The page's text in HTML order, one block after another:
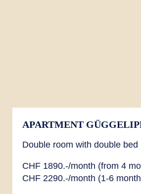
APARTMENT
Double room with double bed
CHF 1890.-/month (from 4
CHF 2290.-/month (1-6